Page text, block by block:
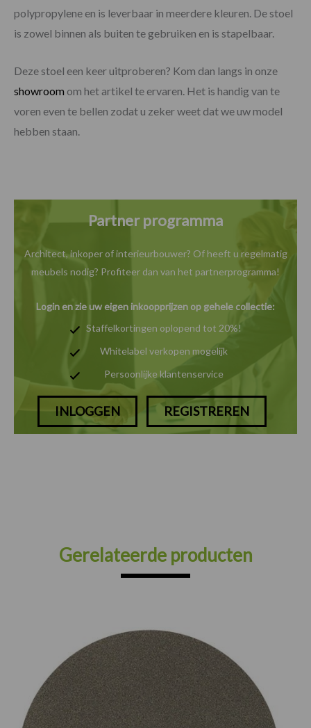
polypropylene en is leverbaar in meerdere kleuren. De stoel
is zowel binnen als buiten te gebruiken en is stapelbaar.
Deze stoel een keer uitproberen? Kom dan langs in onze
showroom om het artikel te ervaren. Het is handig van te
voren even te bellen zodat u zeker weet dat we uw model
hebben staan.
Partner programma
Architect, inkoper of interieurbouwer? Of heeft u regelmatig
meubels nodig? Profiteer dan van het partnerprogramma!
Login en zie uw eigen inkoopprijzen op gehele collectie:
Staffelkortingen oplopend tot 20%!
Whitelabel verkopen mogelijk
Persoonlijke klantenservice
INLOGGEN REGISTREREN
Gerelateerde producten
Prijsklasse:
€75.00
tot
€165.00